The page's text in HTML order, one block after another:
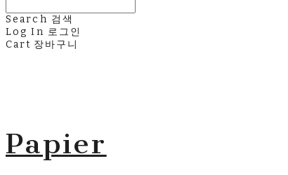
Search 검색
Log In 로그인
Cart 장바구니
Papier